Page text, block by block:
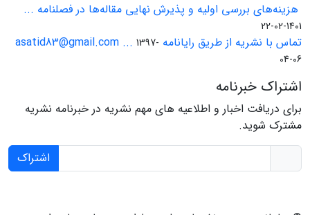
هزینه‌های بررسی اولیه و پذیرش نهایی مقاله‌ها در فصلنامه ...
1401-02-22
تماس با نشریه از طریق رایانامه asatid83@gmail.com ... 1397-
04-06
اشتراک خبرنامه
برای دریافت اخبار و اطلاعیه های مهم نشریه در خبرنامه نشریه
مشترک شوید.
اشتراک